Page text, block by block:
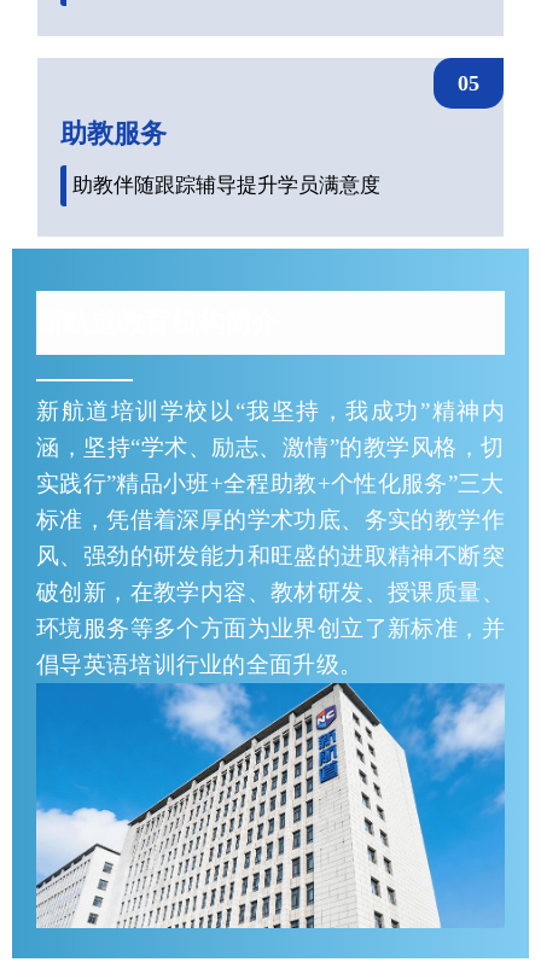
05
助教服务
助教伴随跟踪辅导提升学员满意度
新航道培训学校以“我坚持，我成功”精神内
涵，坚持“学术、励志、激情”的教学风格，切
实践行”精品小班+全程助教+个性化服务”三大
标准，凭借着深厚的学术功底、务实的教学作
风、强劲的研发能力和旺盛的进取精神不断突
破创新，在教学内容、教材研发、授课质量、
环境服务等多个方面为业界创立了新标准，并
倡导英语培训行业的全面升级。